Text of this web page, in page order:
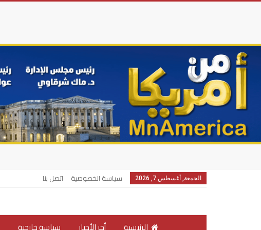
الجمعة, أغسطس 7, 2026 سياسة الخصوصية اتصل بنا